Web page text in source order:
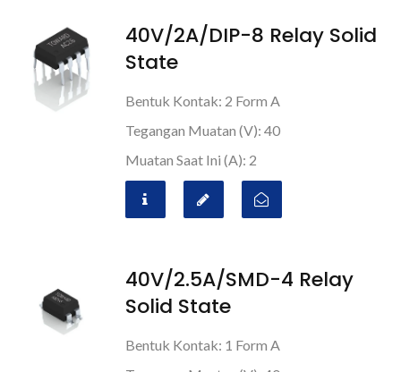
40V/2A/DIP-8 Relay Solid
State
Bentuk Kontak: 2 Form A
Tegangan Muatan (V): 40
Muatan Saat Ini (A): 2
40V/2.5A/SMD-4 Relay
Solid State
Bentuk Kontak: 1 Form A